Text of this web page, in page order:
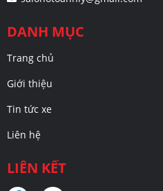
DANH MỤC
Trang chủ
Giới thiệu
Tin tức xe
Liên hệ
LIÊN KẾT